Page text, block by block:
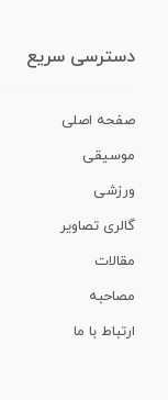
دسترسی سریع
صفحه اصلی
موسیقی
ورزشی
گالری تصاویر
مقالات
مصاحبه
ارتباط با ما